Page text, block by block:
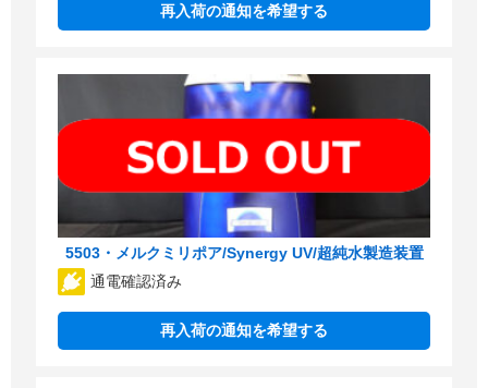
再入荷の通知を希望する
5503・メルクミリポア/Synergy UV/超純水製造装置
通電確認済み
再入荷の通知を希望する